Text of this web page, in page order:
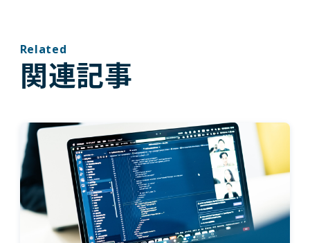
Related
関連記事